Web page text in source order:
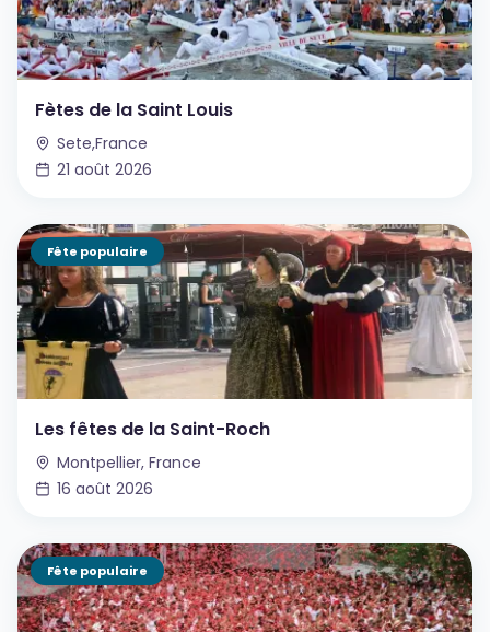
Fètes de la Saint Louis
Sete,France
21 août 2026
Fête populaire
Les fêtes de la Saint-Roch
Montpellier, France
16 août 2026
Fête populaire